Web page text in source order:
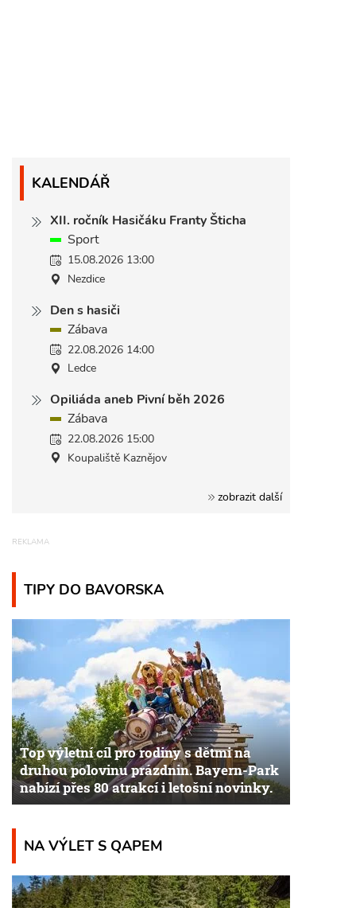
KALENDÁŘ
XII. ročník Hasičáku Franty Šticha
Sport
15.08.2026 13:00
Nezdice
Den s hasiči
Zábava
22.08.2026 14:00
Ledce
Opiliáda aneb Pivní běh 2026
Zábava
22.08.2026 15:00
Koupaliště Kaznějov
zobrazit další
TIPY DO BAVORSKA
Top výletní cíl pro rodiny s dětmi na
druhou polovinu prázdnin. Bayern-Park
nabízí přes 80 atrakcí i letošní novinky.
NA VÝLET S QAPEM